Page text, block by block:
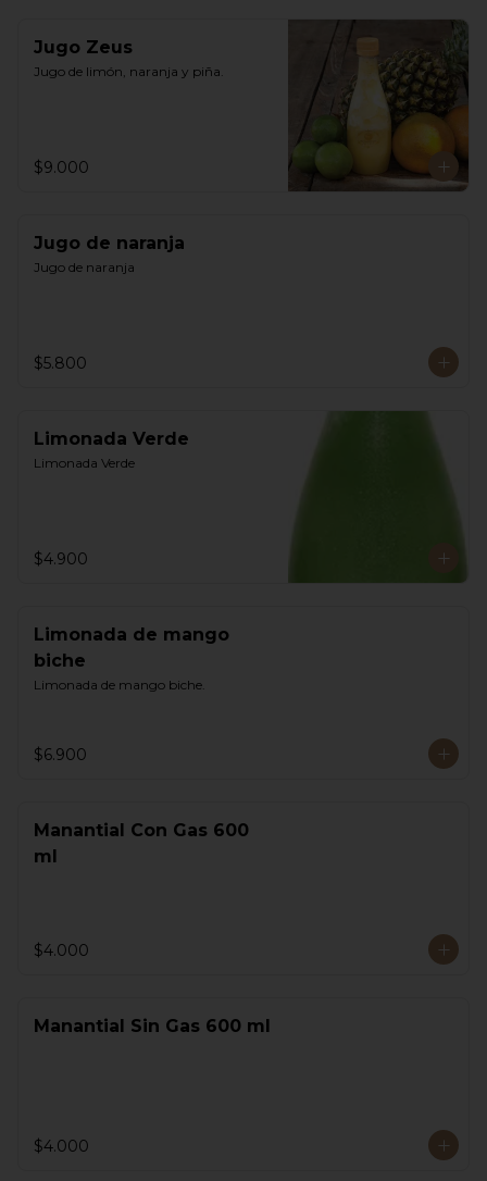
Jugo Zeus
Jugo de limón, naranja y piña.
$9.000
Jugo de naranja
Jugo de naranja
$5.800
Limonada Verde
Limonada Verde
$4.900
Limonada de mango
biche
Limonada de mango biche.
$6.900
Manantial Con Gas 600
ml
$4.000
Manantial Sin Gas 600 ml
$4.000